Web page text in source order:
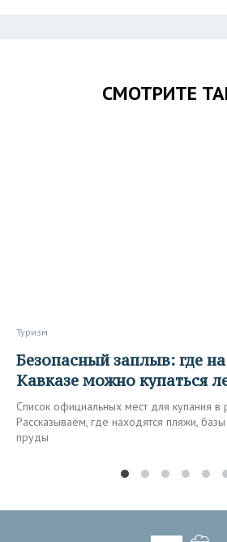
СМОТРИТЕ
Туризм
Безопасный заплыв: где на Северном
Кавказе можно купаться
Список официальных мест для купания
Рассказываем, где находятся пляжи,
пруды